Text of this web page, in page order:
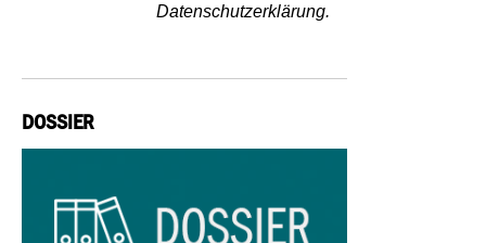
Datenschutzerklärung.
DOSSIER